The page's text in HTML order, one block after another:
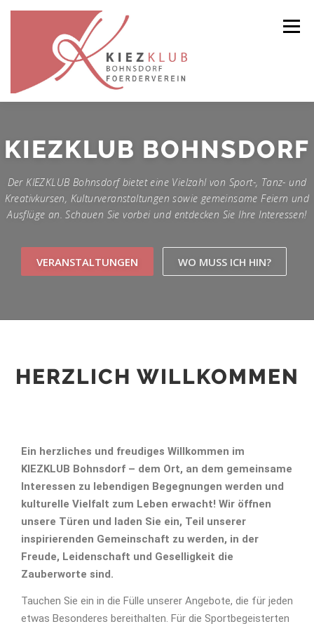
Menü
DER VEREIN GALERIE
KIEZKLUB BOHNSDORF
Der KIEZKLUB Bohnsdorf bietet eine Vielzahl von Sport-, Tanz- und
Kreativkursen, Kulturveranstaltungen sowie gemeinsame Feiern und
Ausflüge an. Schauen Sie vorbei und entdecken Sie Ihre Interessen!
VERANSTALTUNGEN WO MUSS ICH HIN?
HERZLICH WILLKOMMEN
Ein herzliches und freudiges Willkommen im
KIEZKLUB Bohnsdorf – dem Ort, an dem gemeinsame
Interessen zu lebendigen Begegnungen werden und
kulturelle Vielfalt zum Leben erwacht! Wir öffnen
unsere Türen und laden Sie ein, Teil unserer
inspirierenden Gemeinschaft zu werden, in der
Freude, Leidenschaft und Geselligkeit die
Zauberworte sind.
Tauchen Sie ein in die Fülle unserer Angebote, die für jeden
etwas Besonderes bereithalten. Für die Sportbegeisterten